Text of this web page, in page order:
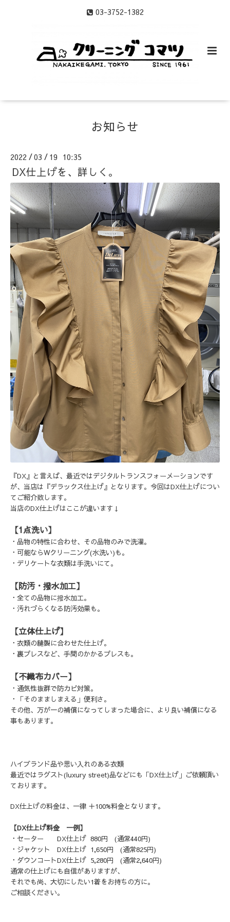
03-3752-1382
お知らせ
2022 /03 / 19 10:35
DX仕上げを、詳しく。
『DX』と言えば、最近ではデジタルトランスフォーメーションです
が、当店は『デラックス仕上げ』となります。今回はDX仕上げについ
てご紹介致します。
当店のDX仕上げはここが違います↓
【1点洗い】
・品物の特性に合わせ、その品物のみで洗濯。
・可能ならWクリーニング(水洗い)も。
・デリケートな衣類は手洗いにて。
【防汚・撥水加工】
・全ての品物に撥水加工。
・汚れづらくなる防汚効果も。
【立体仕上げ】
・衣類の縫製に合わせた仕上げ。
・裏プレスなど、手間のかかるプレスも。
【不織布カバー】
・通気性抜群で防カビ対策。
・「そのまましまえる」便利さ。
その他、万が一の補償になってしまった場合に、より良い補償になる
事もあります。
ハイブランド品や思い入れのある衣類
最近ではラグスト(luxury street)品などにも「DX仕上げ」ご依頼頂い
ております。
DX仕上げの料金は、一律 ＋100%料金となります。
【DX仕上げ料金 一例】
・セーター DX仕上げ 880円 (通常440円)
・ジャケット DX仕上げ 1,650円 (通常825円)
・ダウンコートDX仕上げ 5,280円 (通常2,640円)
通常の仕上げにも自信がありますが、
それでも尚、大切にしたい1着をお持ちの方に。
ご相談ください。